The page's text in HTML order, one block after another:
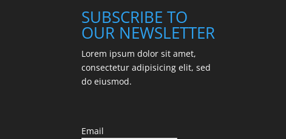
SUBSCRIBE TO
OUR NEWSLETTER
Lorem ipsum dolor sit amet,
consectetur adipisicing elit, sed
do eiusmod.
Email